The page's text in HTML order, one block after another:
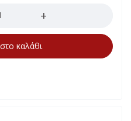
καλάθι